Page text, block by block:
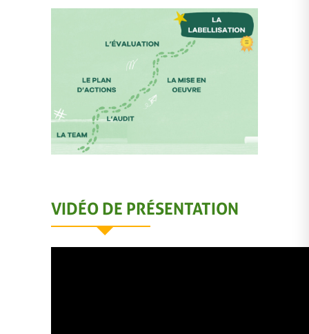
VIDÉO DE PRÉSENTATION